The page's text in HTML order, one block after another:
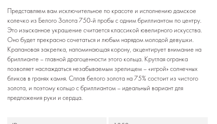
Представляем вам исключительное по красоте и исполнению дамское
колечко из Белого Золота 750-й пробы с одним бриллиантом по центру.
Это изысканное украшение считается классикой ювелирного искусства.
Оно будет прекрасно сочетаться и любым нарядом молодой девушки.
Крапановая закрепка, напоминающая корону, акцентирует внимание на
бриллианте – главной драгоценности этого кольца. Круглая огранка
позволяет наслаждаться незабываемым зрелищем – «игрой» солнечных
бликов в гранях камня. Сплав белого золота на 75% состоит из чистого
золота, и поэтому кольцо с бриллиантом – идеальный вариант для
предложения руки и сердца.